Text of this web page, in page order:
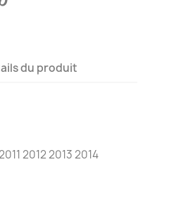
du produit
2012 2013 2014